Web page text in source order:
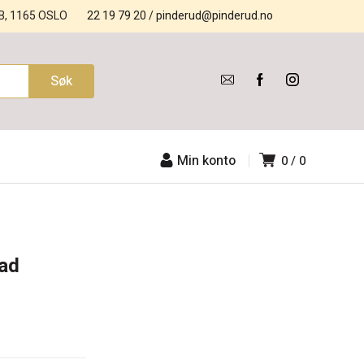
22 19 79 20/pinderud@pinderud.no
1165 OSLO
0 0
Min konto